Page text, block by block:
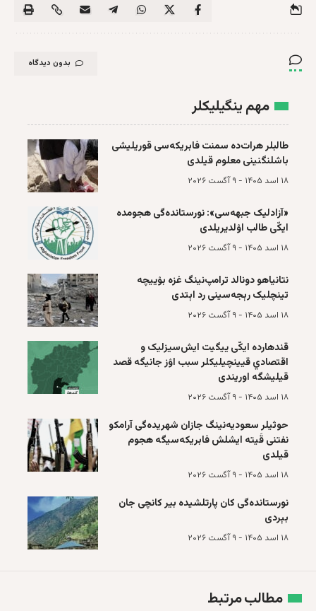
بدون دیدگاه
مهم ینگیلیکلر
طالبلر هرات‌ده سمنت فابریکه‌سی قوریلیشی
باشلنگنینی معلوم قیلدی
۱۸ اسد ۱۴۰۵ - ۹ آگست ۲۰۲۶
«آزادلیک جبهه‌سی»: نورستانده‌گی هجومده
ایکّی طالب اۉلدیریلدی
۱۸ اسد ۱۴۰۵ - ۹ آگست ۲۰۲۶
نتانیاهو دونا‌لد ترا‌مپ‌نینگ غزه بۉییچه‌
تینچلیک رېجه‌سینی رد اېتدی
۱۸ اسد ۱۴۰۵ - ۹ آگست ۲۰۲۶
قند‌هارده ایکّی ییگیت ایش‌سیزلیک و
اقتصادي قیینچیلیکلر سبب اۉز جانیگه قصد
قیلیشگه اوریندی
۱۸ اسد ۱۴۰۵ - ۹ آگست ۲۰۲۶
حوثيلر سعوديه‌نینگ جازان شهریده‌گی آرامکو
نفتنی قَیته ایشلش فابریکه‌سیگه هجوم
قیلدی
۱۸ اسد ۱۴۰۵ - ۹ آگست ۲۰۲۶
نورستانده‌گی کان پارتلشیده بیر کانچی جان
بېردی
۱۸ اسد ۱۴۰۵ - ۹ آگست ۲۰۲۶
مطالب مرتبط